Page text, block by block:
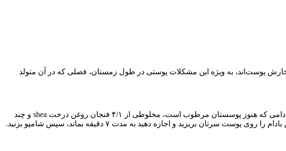
پوست‌اند، به ویژه این مشکلات پوستی در طول زمستان، فصلی که در آن متولد
توصیه‌های زیبایی: شما باید از سر تا نوک پایتان را آب‌رسانی نمائید. گوردون پیشنهاد می‌کند که پس از دوش گرفتن و مادامی که هنوز پوسستان مرطوب است، مخلوطی از ۴/۱ فنجان روغن درخت shea و چند